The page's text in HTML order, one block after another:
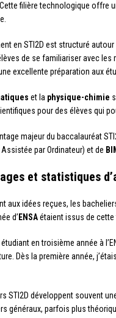
filière technologique offre
en STI2D est structuré
de se familiariser avec
excellente préparation aux
et la physique-chimie
pour des élèves qui
majeur du baccalauréat
par Ordinateur) et de
et statistiques
aux idées reçues, les
d’ ENSAétaient issus de cette
étudiant en troisième année à
Dès la première année,
STI2D développent souvent
généraux, parfois plus